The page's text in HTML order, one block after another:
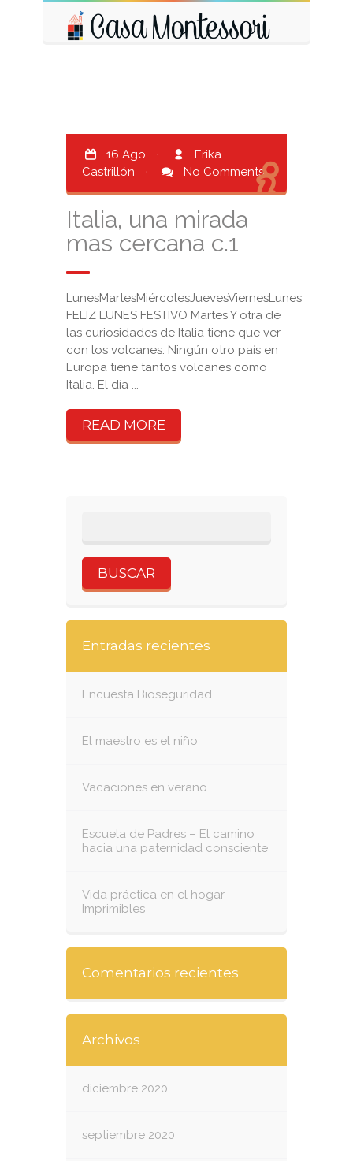
16 Ago ·
Erika
Castrillón
· No Comments
Italia, una mirada
mas cercana c.1
LunesMartesMiércolesJuevesViernesLunes
FELIZ LUNES FESTIVO Martes Y otra de
las curiosidades de Italia tiene que ver
con los volcanes. Ningún otro país en
Europa tiene tantos volcanes como
Italia. El día ...
READ MORE
Entradas recientes
Encuesta Bioseguridad
El maestro es el niño
Vacaciones en verano
Escuela de Padres – El camino
hacia una paternidad consciente
Vida práctica en el hogar –
Imprimibles
Comentarios recientes
Archivos
diciembre 2020
septiembre 2020